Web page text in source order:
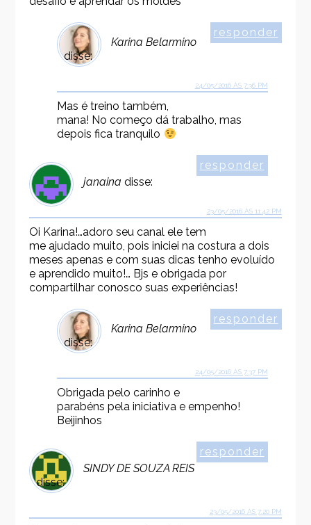
responder
Karina Belarmino
disse:
24/05/2016 ÀS 7:36 PM
Mas é treino também,
mana! No começo dá trabalho, mas
depois fica tranquilo
responder
janaina disse:
23/05/2016 ÀS 11:42 PM
Oi Karina!…adoro seu canal ele tem
me ajudado muito, pois iniciei na costura a dois
meses apenas e com suas dicas tenho evoluído
e aprendido muito!… Bjs e obrigada por
compartilhar conosco suas experiências!
responder
Karina Belarmino
disse:
24/05/2016 ÀS 7:37 PM
Obrigada pelo carinho e
parabéns pela iniciativa e empenho!
Beijinhos
responder
SINDY DE SOUZA REIS
disse:
23/05/2016 ÀS 7:20 PM